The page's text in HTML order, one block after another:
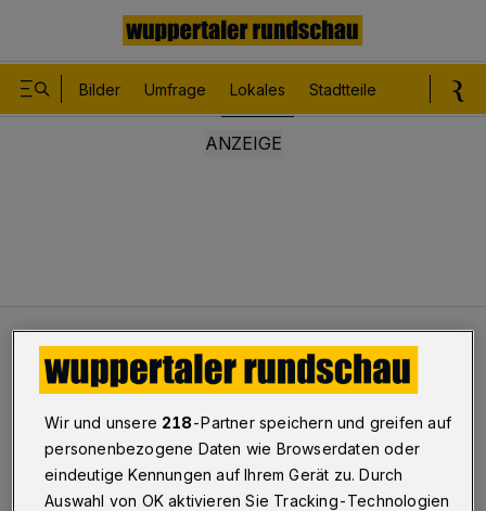
Bilder Umfrage Lokales Stadtteile
Lokales Die WSW-Busse und die Zeitumstellung
Die WSW-Busse und die
Zeitumstellung
Wir und unsere 218-Partner speichern und greifen auf
personenbezogene Daten wie Browserdaten oder
eindeutige Kennungen auf Ihrem Gerät zu. Durch
Auswahl von OK aktivieren Sie Tracking-Technologien